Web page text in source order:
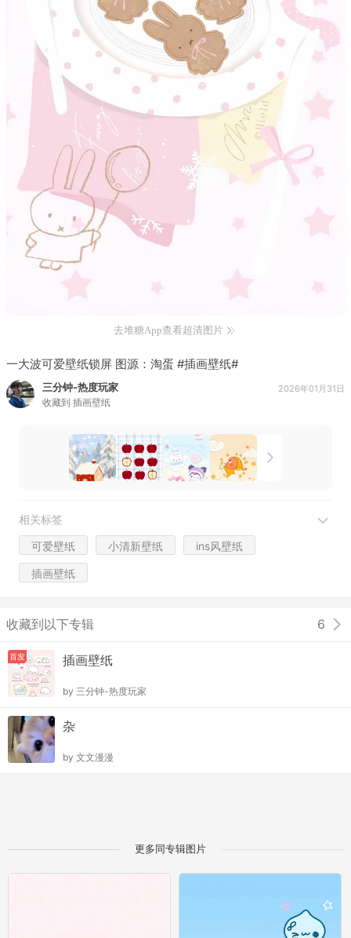
去堆糖App查看超清图片
一大波可爱壁纸锁屏 图源：淘蛋 #插画壁纸#
三分钟-热度玩家
收藏到 插画壁纸
2026年01月31日
相关标签
可爱壁纸 小清新壁纸 ins风壁纸
插画壁纸
收藏到以下专辑 6
首发 插画壁纸
by 三分钟-热度玩家
杂
by 文文漫漫
更多同专辑图片